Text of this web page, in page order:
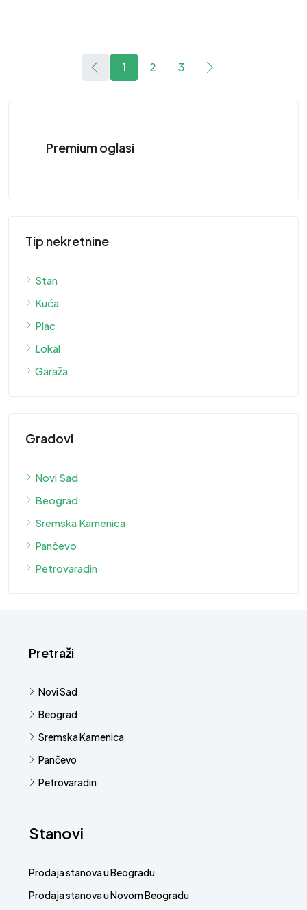
1 2 3
Premium oglasi
Tip nekretnine
Stan
Kuća
Plac
Lokal
Garaža
Gradovi
Novi Sad
Beograd
Sremska Kamenica
Pančevo
Petrovaradin
Pretraži
Novi Sad
Beograd
Sremska Kamenica
Pančevo
Petrovaradin
Stanovi
Prodaja stanova u Beogradu
Prodaja stanova u Novom Beogradu